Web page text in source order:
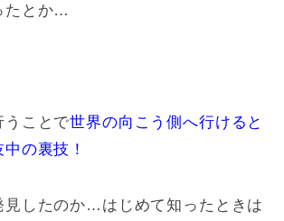
たとか…
うことで世界の向こう側へ行けると
の裏技！
見したのか…はじめて知ったときは